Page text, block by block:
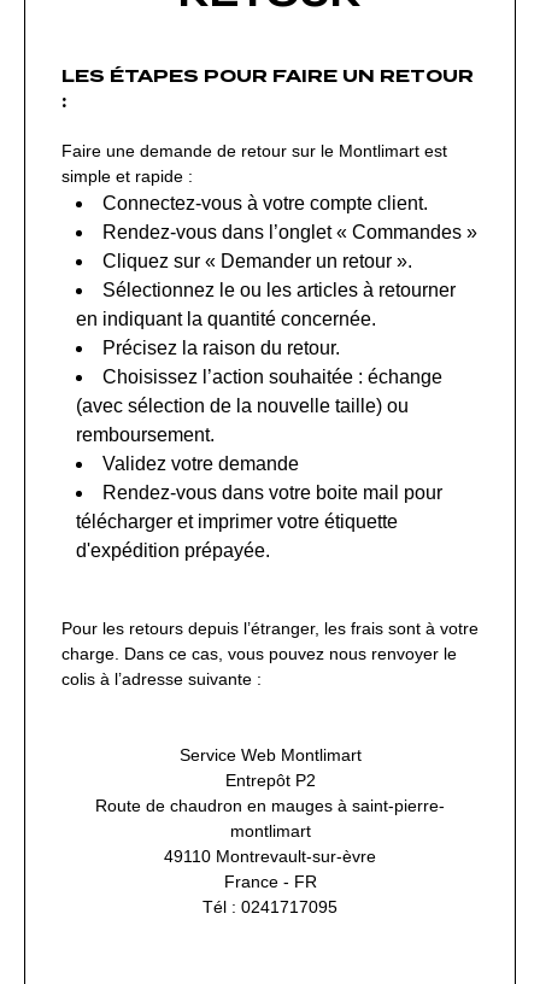
LES ÉTAPES POUR FAIRE UN RETOUR
:
Faire une demande de retour sur le Montlimart est
simple et rapide :
Connectez-vous à votre compte client.
Rendez-vous dans l’onglet « Commandes »
Cliquez sur « Demander un retour ».
Sélectionnez le ou les articles à retourner
en indiquant la quantité concernée.
Précisez la raison du retour.
Choisissez l’action souhaitée : échange
(avec sélection de la nouvelle taille) ou
remboursement.
Validez votre demande
Rendez-vous dans votre boite mail pour
télécharger et imprimer votre étiquette
d'expédition prépayée.
Pour les retours depuis l’étranger, les frais sont à votre
charge. Dans ce cas, vous pouvez nous renvoyer le
colis à l’adresse suivante :
Service Web Montlimart
Entrepôt P2
Route de chaudron en mauges à saint-pierre-
montlimart
49110 Montrevault-sur-èvre
France - FR
Tél : 0241717095